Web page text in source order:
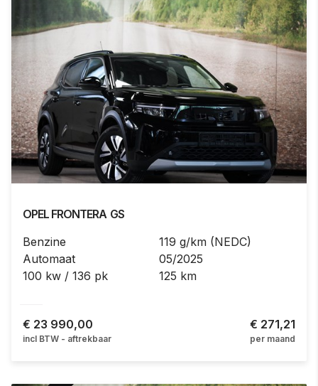
OPEL FRONTERA GS
Benzine
Automaat
100 kw / 136 pk
119 g/km (NEDC)
05/2025
125 km
€ 23 990,00
incl BTW - aftrekbaar
€ 271,21
per maand